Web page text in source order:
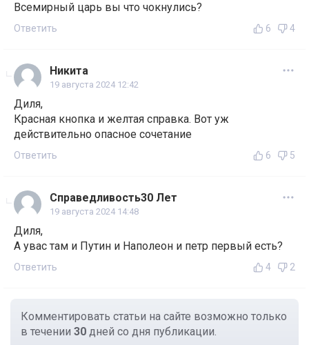
Всемирный царь вы что чокнулись?
Ответить 6 4
Никита
19 августа 2024 12:42
Диля,
Красная кнопка и желтая справка. Вот уж
действительно опасное сочетание
Ответить 6 5
Справедливость30 Лет
19 августа 2024 14:48
Диля,
А увас там и Путин и Наполеон и петр первый есть?
Ответить 4 2
Комментировать статьи на сайте возможно только
в течении 30 дней со дня публикации.